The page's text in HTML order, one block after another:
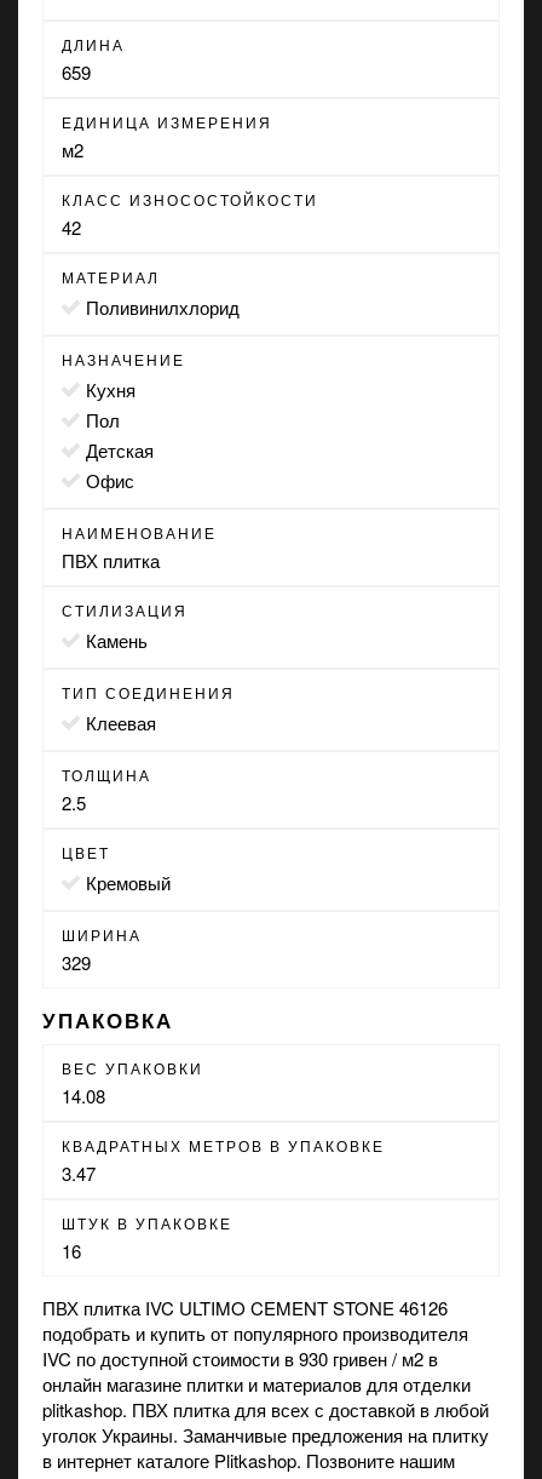
ДЛИНА
659
ЕДИНИЦА ИЗМЕРЕНИЯ
м2
КЛАСС ИЗНОСОСТОЙКОСТИ
42
МАТЕРИАЛ
Поливинилхлорид
НАЗНАЧЕНИЕ
кухня
пол
детская
офис
НАИМЕНОВАНИЕ
ПВХ плитка
СТИЛИЗАЦИЯ
камень
ТИП СОЕДИНЕНИЯ
клеевая
ТОЛЩИНА
2.5
ЦВЕТ
кремовый
ШИРИНА
329
УПАКОВКА
ВЕС УПАКОВКИ
14.08
КВАДРАТНЫХ МЕТРОВ В УПАКОВКЕ
3.47
ШТУК В УПАКОВКЕ
16
ПВХ плитка IVC ULTIMO CEMENT STONE 46126
подобрать и купить от популярного производителя
IVC по доступной стоимости в 930 гривен / м2 в
онлайн магазине плитки и материалов для отделки
plitkashop. ПВХ плитка для всех с доставкой в любой
уголок Украины. Заманчивые предложения на плитку
в интернет каталоге Plitkashop. Позвоните нашим